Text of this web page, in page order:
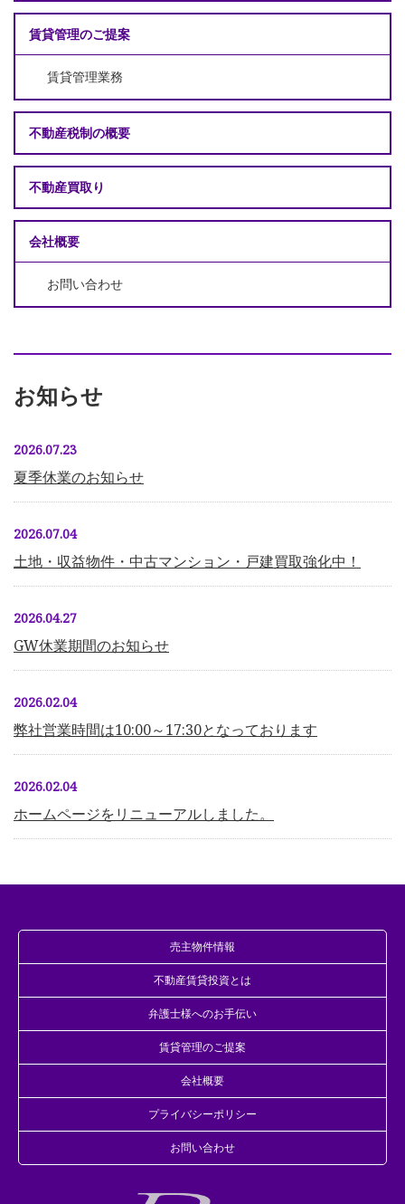
賃貸管理のご提案
賃貸管理業務
不動産税制の概要
不動産買取り
会社概要
お問い合わせ
お知らせ
2026.07.23
夏季休業のお知らせ
2026.07.04
土地・収益物件・中古マンション・戸建買取強化中！
2026.04.27
GW休業期間のお知らせ
2026.02.04
弊社営業時間は10:00～17:30となっております
2026.02.04
ホームページをリニューアルしました。
売主物件情報
不動産賃貸投資とは
弁護士様へのお手伝い
賃貸管理のご提案
会社概要
プライバシーポリシー
お問い合わせ